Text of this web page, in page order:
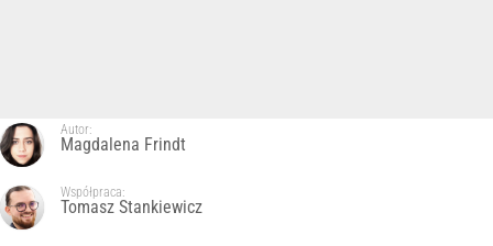
Autor:
Magdalena Frindt
Współpraca:
Tomasz Stankiewicz